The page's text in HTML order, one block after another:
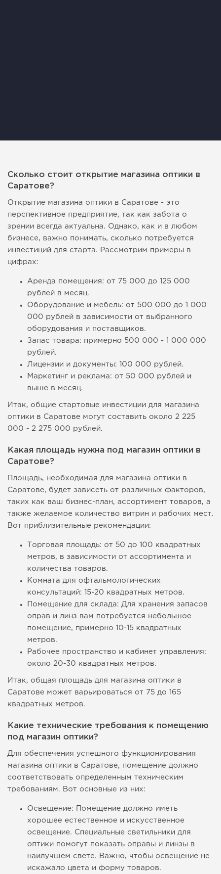
Сколько стоит открытие магазина оптики в
Саратове?
Открытие магазина оптики в Саратове - это
перспективное предприятие, так как забота о
зрении всегда актуальна. Однако, как и в любом
бизнесе, важно понимать, сколько потребуется
инвестиций для старта. Рассмотрим примеры в
цифрах:
Аренда помещения: от 75 000 до 125 000
рублей в месяц.
Оборудование и мебель: от 500 000 до 1 000
000 рублей в зависимости от выбранного
оборудования и поставщиков.
Запас товара: примерно 500 000 - 1 000 000
рублей.
Лицензии и документы: 100 000 рублей.
Маркетинг и реклама: от 50 000 рублей и
выше в месяц.
Итак, общие стартовые инвестиции для магазина
оптики в Саратове могут составить около 2 225
000 - 2 275 000 рублей.
Какая площадь нужна под магазин оптики в
Саратове?
Площадь, необходимая для магазина оптики в
Саратове, будет зависеть от различных факторов,
таких как ваш бизнес-план, ассортимент товаров, а
также желаемое количество витрин и рабочих мест.
Вот приблизительные рекомендации:
Торговая площадь: от 50 до 100 квадратных
метров, в зависимости от ассортимента и
количества товаров.
Комната для офтальмологических
консультаций: 15-20 квадратных метров.
Помещение для склада: Для хранения запасов
оправ и линз вам потребуется небольшое
помещение, примерно 10-15 квадратных
метров.
Рабочее пространство и кабинет управления:
около 20-30 квадратных метров.
Итак, общая площадь для магазина оптики в
Саратове может варьироваться от 75 до 165
квадратных метров.
Какие технические требования к помещению
под магазин оптики?
Для обеспечения успешного функционирования
магазина оптики в Саратове, помещение должно
соответствовать определенным техническим
требованиям. Вот основные из них:
Освещение: Помещение должно иметь
хорошее естественное и искусственное
освещение. Специальные светильники для
оптики помогут показать оправы и линзы в
наилучшем свете. Важно, чтобы освещение не
искажало цвета и форму товаров.